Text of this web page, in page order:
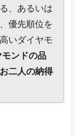
、あるいは
優先順位を
いダイヤモ
モンドの品
二人の納得